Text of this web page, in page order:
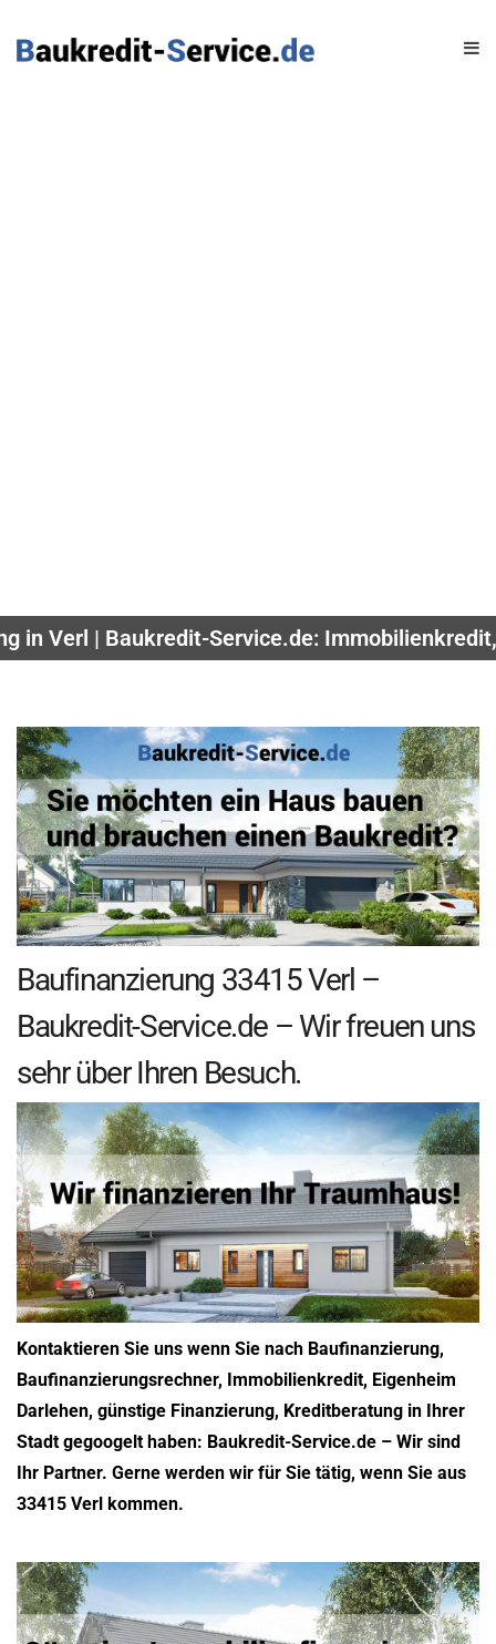
in Verl | Baukredit-Service.de:
Baufinanzierung 33415 Verl –
Baukredit-Service.de – Wir freuen uns
sehr über Ihren Besuch.
Kontaktieren Sie uns wenn Sie nach Baufinanzierung,
Baufinanzierungsrechner, Immobilienkredit, Eigenheim
Darlehen, günstige Finanzierung, Kreditberatung in Ihrer
Stadt gegoogelt haben: Baukredit-Service.de – Wir sind
Ihr Partner. Gerne werden wir für Sie tätig, wenn Sie aus
33415 Verl kommen.